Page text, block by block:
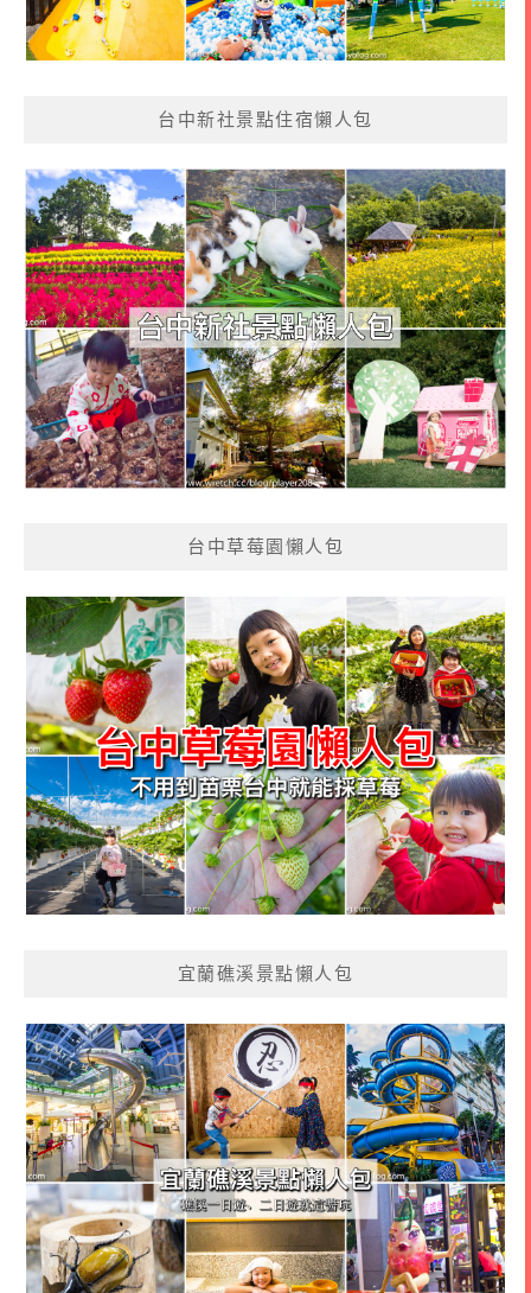
台中新社景點住宿懶人包
台中草莓園懶人包
宜蘭礁溪景點懶人包